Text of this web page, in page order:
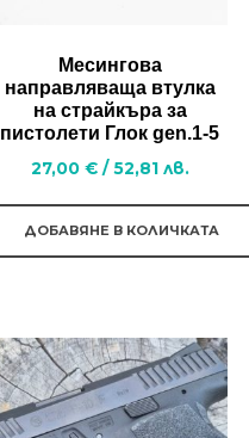
Месингова
направляваща втулка
на страйкъра за
пистолети Глок gen.1-5
27,00 € /52,81 лв.
ДОБАВЯНЕ В КОЛИЧКАТА